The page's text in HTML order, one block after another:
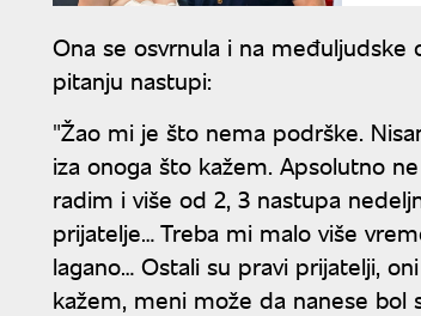
Ona se osvrnula i na
pitanju nastupi:
"Žao mi je što nema podrške.
iza onoga što kažem. Apsolutno
radim i više od 2, 3 nastupa
prijatelje… Treba mi malo više
lagano… Ostali su pravi prijatelji,
kažem, meni može da nanese bol